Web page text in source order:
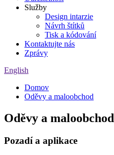
Služby
Design intarzie
Návrh štítků
Tisk a kódování
Kontaktujte nás
Zprávy
English
Domov
Oděvy a maloobchod
Oděvy a maloobchod
Pozadí a aplikace